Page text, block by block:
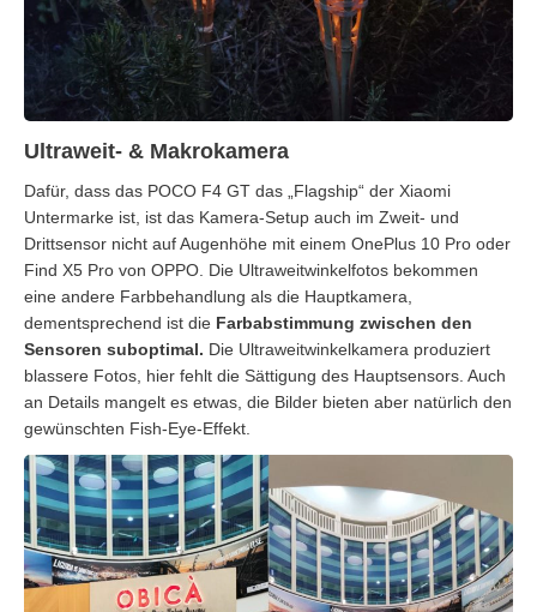
Ultraweit- & Makrokamera
Dafür, dass das POCO F4 GT das „Flagship“ der Xiaomi
Untermarke ist, ist das Kamera-Setup auch im Zweit- und
Drittsensor nicht auf Augenhöhe mit einem OnePlus 10 Pro oder
Find X5 Pro von OPPO. Die Ultraweitwinkelfotos bekommen
eine andere Farbbehandlung als die Hauptkamera,
dementsprechend ist die Farbabstimmung zwischen den
Sensoren suboptimal. Die Ultraweitwinkelkamera produziert
blassere Fotos, hier fehlt die Sättigung des Hauptsensors. Auch
an Details mangelt es etwas, die Bilder bieten aber natürlich den
gewünschten Fish-Eye-Effekt.